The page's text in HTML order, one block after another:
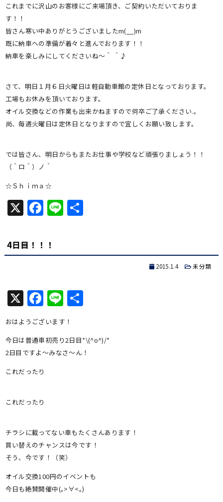
これまでに沢山のお客様にご来場頂き、ご契約いただいておりま
す！！
皆さん寒い中ありがとうございましたm(__)m
既に納車への準備が着々と進んでおります！！
納車を楽しみにしてくださいね～＾ ＾♪
さて、明日１月６日火曜日は軽自動車館の定休日となっております。
工場もお休みを頂いております。
オイル交換などの作業も出来かねますので何卒ご了承ください.。
尚、毎週火曜日は定休日となりますので宜しくお願い致します。
では皆さん、明日からもまたお仕事や学校など頑張りましょう！！
（＾ロ＾）ノ＾
☆Ｓｈｉｍａ☆
X Facebook
Line共
4日目！！！
2015.1.4 未分類
X Facebook
Line共
おはようございます！
今日は普通車初売り2日目*\(^o^)/*
2日目ですよ～みなさ～ん！
これだったり
これだったり
チラシに載ってない車もたくさんあります！
買い替えのチャンスは今です！
そう、今です！（笑）
オイル交換100円のイベントも
今日も絶賛開催中(｡>∀<｡)